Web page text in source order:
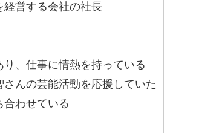
営する会社の社長
り、仕事に情熱を持っている
さんの芸能活動を応援していた
合わせている